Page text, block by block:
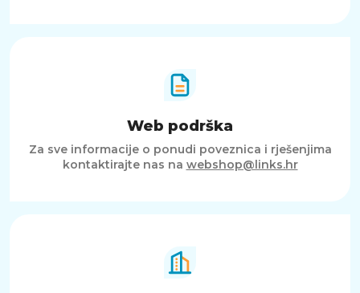
Web podrška
Za sve informacije o ponudi poveznica i rješenjima
kontaktirajte nas na webshop@links.hr